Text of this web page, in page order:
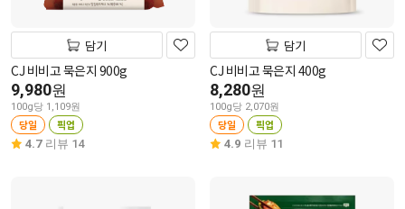
담기
CJ 비비고 묵은지 900g
9,980원
100g당 1,109원
당일 픽업
4.7 리뷰 14
담기
CJ 비비고 묵은지 400g
8,280원
100g당 2,070원
당일 픽업
4.9 리뷰 11